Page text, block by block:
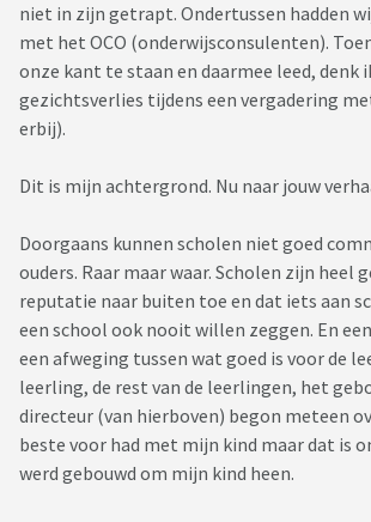
niet in zijn getrapt. Ondertussen hadden
met het OCO (onderwijsconsulenten).
onze kant te staan en daarmee leed, denk
gezichtsverlies tijdens een vergadering
erbij).
Dit is mijn achtergrond. Nu naar jouw
Doorgaans kunnen scholen niet goed
ouders. Raar maar waar. Scholen zijn heel
reputatie naar buiten toe en dat iets aan
een school ook nooit willen zeggen. En
een afweging tussen wat goed is voor de
leerling, de rest van de leerlingen, het
directeur (van hierboven) begon meteen
beste voor had met mijn kind maar dat is
werd gebouwd om mijn kind heen.